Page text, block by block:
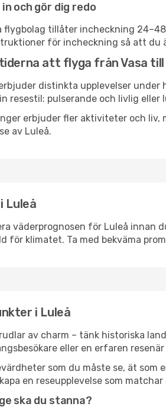
in och gör dig redo
flygbolag tillåter incheckning
för incheckning så att du
att flyga från Vasa till
distinkta upplevelser
resestil: pulserande och livlig eller
erbjuder fler aktiviteter och
av Luleå.
Luleå
väderprognosen för Luleå innan
för klimatet. Ta med bekväma
i Luleå
av charm – tänk historiska
eller en erfaren
som du måste se, ät
en reseupplevelse som
ska du stanna?